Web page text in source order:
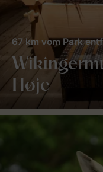
Høje
67 km vom Park